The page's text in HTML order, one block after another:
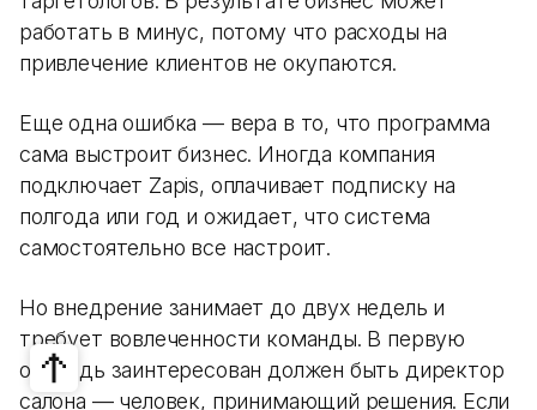
работать в минус, потому что расходы на
привлечение клиентов не окупаются.
Еще одна ошибка — вера в то, что программа
сама выстроит бизнес. Иногда компания
подключает Zapis, оплачивает подписку на
полгода или год и ожидает, что система
самостоятельно все настроит.
Но внедрение занимает до двух недель и
требует вовлеченности команды. В первую
очередь заинтересован должен быть директор
салона — человек, принимающий решения. Если